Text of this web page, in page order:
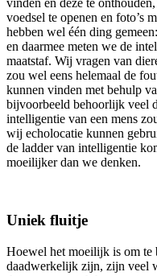
voedsel te openen en foto’s
hebben wel één ding
en daarmee meten we de
maatstaf. Wij vragen van
zou wel eens helemaal de
kunnen vinden met behulp
bijvoorbeeld behoorlijk veel
intelligentie van een mens
wij echolocatie kunnen
de ladder van intelligentie
moeilijker dan we denken.
Uniek fluitje
Hoewel het moeilijk is om te
daadwerkelijk zijn, zijn veel